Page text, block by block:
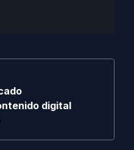
digital